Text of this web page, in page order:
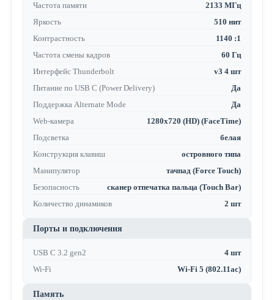
Частота памяти
2133 МГц
Яркость
510 нит
Контрастность
1140 :1
Частота смены кадров
60 Гц
Интерфейс Thunderbolt
v3 4 шт
Питание по USB C (Power Delivery)
Да
Поддержка Alternate Mode
Да
Web-камера
1280x720 (HD) (FaceTime)
Подсветка
белая
Конструкция клавиш
островного типа
Манипулятор
тачпад (Force Touch)
Безопасность
сканер отпечатка пальца (Touch Bar)
Количество динамиков
2 шт
Порты и подключения
USB C 3.2 gen2
4 шт
Wi-Fi
Wi-Fi 5 (802.11ac)
Память